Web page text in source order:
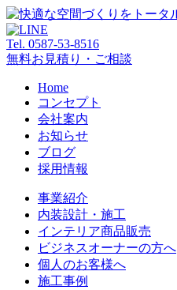
Tel. 0587-53-8516
無料お見積り・ご相談
Home
コンセプト
会社案内
お知らせ
ブログ
採用情報
事業紹介
内装設計・施工
インテリア商品販売
ビジネスオーナーの方へ
個人のお客様へ
施工事例